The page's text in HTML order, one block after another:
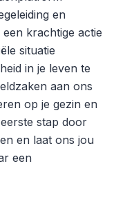
en
krachtige actie
situatie
in je leven te
aan ons
op je gezin en
stap door
en laat ons jou
een